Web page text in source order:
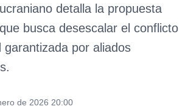
detalla la propuesta
busca desescalar el conflicto
garantizada por aliados
de 2026 20:00